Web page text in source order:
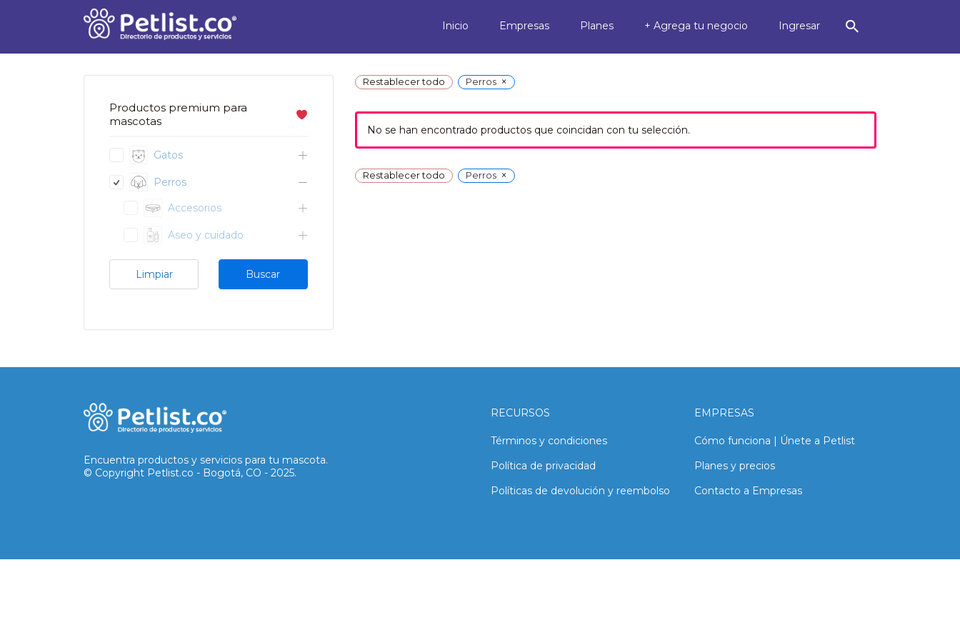
Inicio Empresas Planes + Agrega tu negocio Ingresar
Buscar
por:
Productos premium para
mascotas
Gatos
Perros
Accesorios
Aseo y cuidado
Buscar
Limpiar
Restablecer todo Perros ×
No se han encontrado productos que coincidan con tu selección.
Restablecer todo Perros ×
Encuentra productos y servicios para tu mascota.
© Copyright Petlist.co - Bogotá, CO - 2025.
RECURSOS
Términos y condiciones
Política de privacidad
Políticas de devolución y reembolso
EMPRESAS
Cómo funciona | Únete a Petlist
Planes y precios
Contacto a Empresas